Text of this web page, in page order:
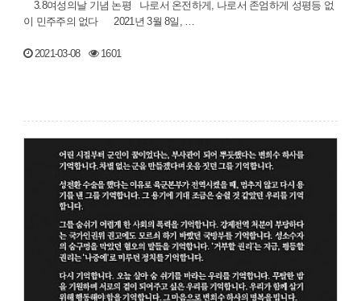
이 민주주의 없다 2021년 3월 8일, …
2021-03-08 1601